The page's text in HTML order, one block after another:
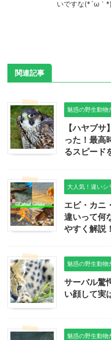
いですな(*´ω｀*)
関連記事
魅惑の野生動物
【ハヤブ
った！最高
るスピード
大人気！違いシ
エビ・カニ
違いって何
やすく解説！
魅惑の野生動物
サーバル驚
い顔して実
魅惑の野生動物